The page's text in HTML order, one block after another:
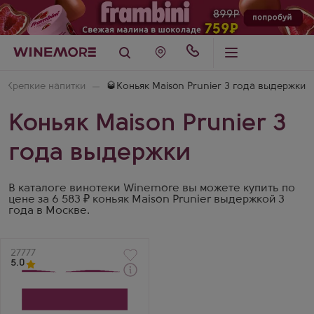
Крепкие напитки 🥃Коньяк Maison Prunier 3 года выдержки
Коньяк Maison Prunier 3
года выдержки
В каталоге винотеки Winemore вы можете купить по
цене за 6 583 ₽ коньяк Maison Prunier выдержкой 3
года в Москве.
Артикул
27777
5.0